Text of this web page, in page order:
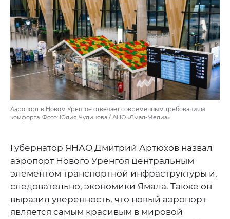
Аэропорт в Новом Уренгое отвечает современным требованиям
комфорта. Фото: Юлия Чудинова / АНО «Ямал-Медиа»
Губернатор ЯНАО Дмитрий Артюхов назвал
аэропорт Нового Уренгоя центральным
элементом транспортной инфраструктуры и,
следовательно, экономики Ямала. Также он
выразил уверенность, что новый аэропорт
является самым красивым в мировой